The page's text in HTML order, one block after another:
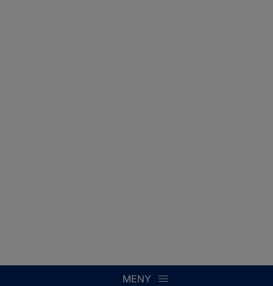
MENY